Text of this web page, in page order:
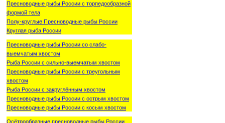
Пресноводные рыбы России с торпедообразной
формой тела
Полу-круглые Пресноводные рыбы России
Круглая рыба России
Пресноводные рыбы России со слабо-
выемчатым хвостом
Рыба России с сильно-выемчатым хвостом
Пресноводные рыбы России с треугольным
хвостом
Рыба России с закруглённым хвостом
Пресноводные рыбы России с острым хвостом
Пресноводные рыбы России с косым хвостом
Осётрообразные пресноводные рыбы России